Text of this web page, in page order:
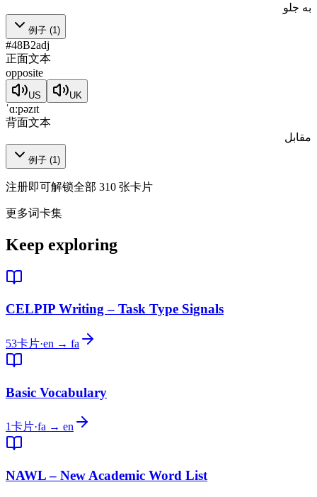
به جلو
例子 (1)
#48B2adj
正面文本
opposite
US UK
ˈɑːpəzɪt
背面文本
مقابل
例子 (1)
注册即可解锁全部 310 张卡片
更多词卡集
Keep exploring
CELPIP Writing – Task Type Signals
53卡片·en → fa
Basic Vocabulary
1卡片·fa → en
NAWL – New Academic Word List